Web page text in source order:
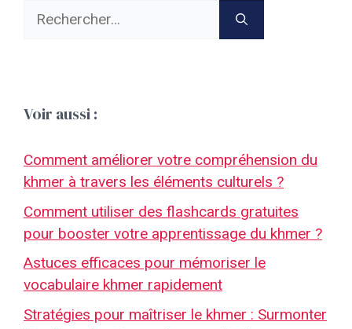
Rechercher :
Voir aussi :
Comment améliorer votre compréhension du
khmer à travers les éléments culturels ?
Comment utiliser des flashcards gratuites
pour booster votre apprentissage du khmer ?
Astuces efficaces pour mémoriser le
vocabulaire khmer rapidement
Stratégies pour maîtriser le khmer : Surmonter